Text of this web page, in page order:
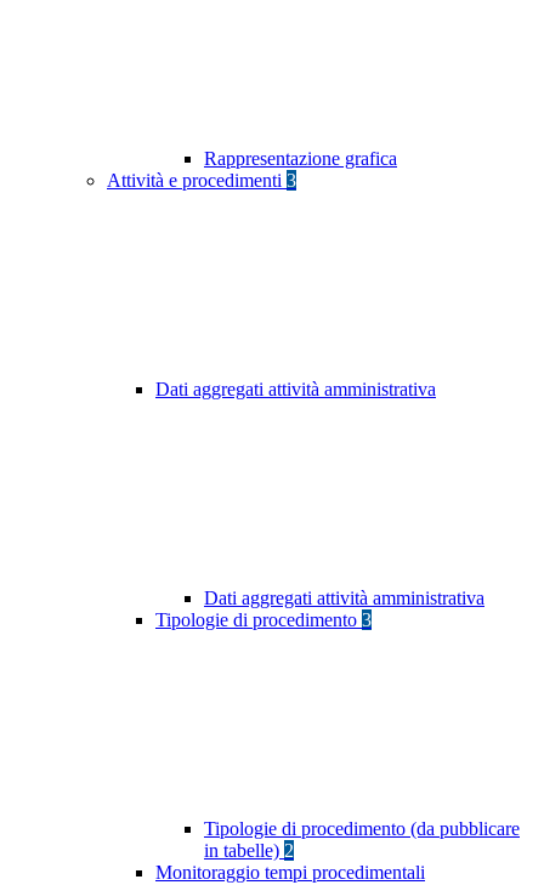
Rappresentazione grafica
Attività e procedimenti 3
Dati aggregati attività amministrativa
Dati aggregati attività amministrativa
Tipologie di procedimento 3
Tipologie di procedimento (da pubblicare
in tabelle) 2
Monitoraggio tempi procedimentali